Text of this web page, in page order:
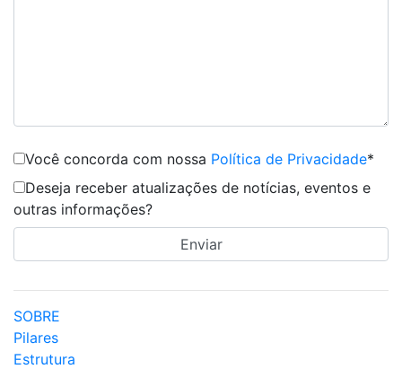
Você concorda com nossa Política de Privacidade*
Deseja receber atualizações de notícias, eventos e
outras informações?
SOBRE
Pilares
Estrutura